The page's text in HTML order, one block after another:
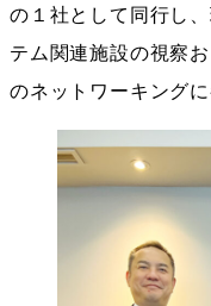
の１社として同行し
テム関連施設の視察
のネットワーキングに